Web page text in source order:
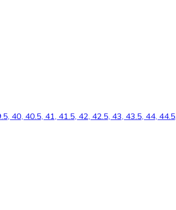
40, 40.5, 41, 41.5, 42, 42.5, 43, 43.5, 44,